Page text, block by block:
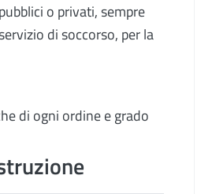
o privati, sempre
di soccorso, per la
di ogni ordine e grado